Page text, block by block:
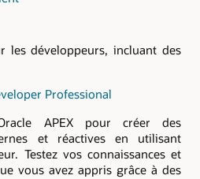
les développeurs, incluant des
Professional
APEX pour créer des
et réactives en utilisant
Testez vos connaissances et
vous avez appris grâce à des